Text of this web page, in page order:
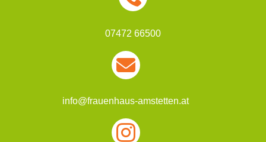
07472 66500
info@frauenhaus-amstetten.at